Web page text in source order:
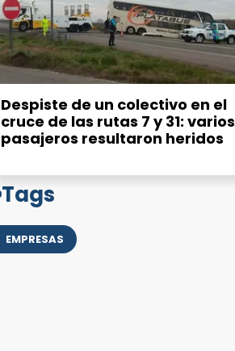
Despiste de un colectivo en el
cruce de las rutas 7 y 31: varios
pasajeros resultaron heridos
Tags
EMPRESAS